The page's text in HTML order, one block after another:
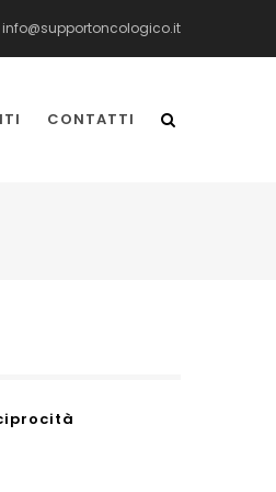
info@supportoncologico.it
CONTATTI